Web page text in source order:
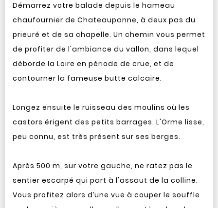
Démarrez votre balade depuis le hameau
chaufournier de Chateaupanne, à deux pas du
prieuré et de sa chapelle. Un chemin vous permet
de profiter de l'ambiance du vallon, dans lequel
déborde la Loire en période de crue, et de
contourner la fameuse butte calcaire.
Longez ensuite le ruisseau des moulins où les
castors érigent des petits barrages. L'Orme lisse,
peu connu, est très présent sur ses berges.
Après 500 m, sur votre gauche, ne ratez pas le
sentier escarpé qui part à l'assaut de la colline.
Vous profitez alors d’une vue à couper le souffle